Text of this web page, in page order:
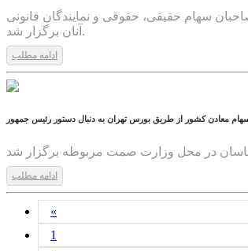
مجتمع فولاد خراسان (سهامی عام)» با نماد «فخاس» برای سال مالی منتهی به 29 اسفند ماه 1398 با حضور98.21درصد صاحبان سهام حقیقی، حقوقی و نمایندگان قانونی
آنان برگزار شد.
1399/04/16
ادامه مطلب
معادن کشور از طریق بورس تهران به دنبال دستور رئیس جمهور
1399/04/15
ادامه مطلب
«
1